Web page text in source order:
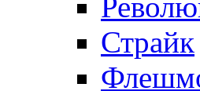
Страйк